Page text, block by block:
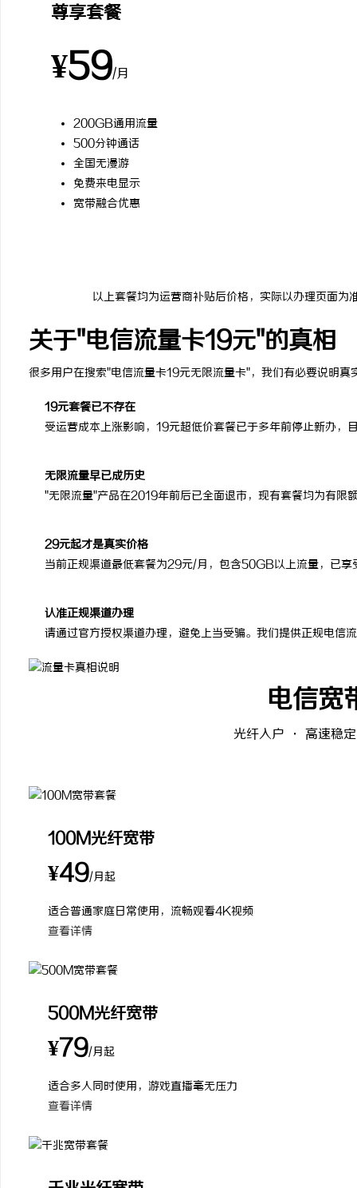
尊享套餐
¥59/月
200GB通用流量
500分钟通话
全国无漫游
免费来电显示
宽带融合优惠
以上套餐均为运营商补贴后价格，实际以办理页面
关于"电信流量卡19元"的真相
很多用户在搜索"电信流量卡19元无限流量卡"，我们有必要说明真
19元套餐已不存在
受运营成本上涨影响，19元超低价套餐已于多年前停止新办，
无限流量早已成历史
"无限流量"产品在2019年前后已全面退市，现有套餐均为有限
29元起才是真实价格
当前正规渠道最低套餐为29元/月，包含50GB以上流量，已享
认准正规渠道办理
请通过官方授权渠道办理，避免上当受骗。我们提供正规电信
电信宽
光纤入户 · 高速稳
100M光纤宽带
¥49/月起
适合普通家庭日常使用，流畅观看4K视频
查看详情
500M光纤宽带
¥79/月起
适合多人同时使用，游戏直播毫无压力
查看详情